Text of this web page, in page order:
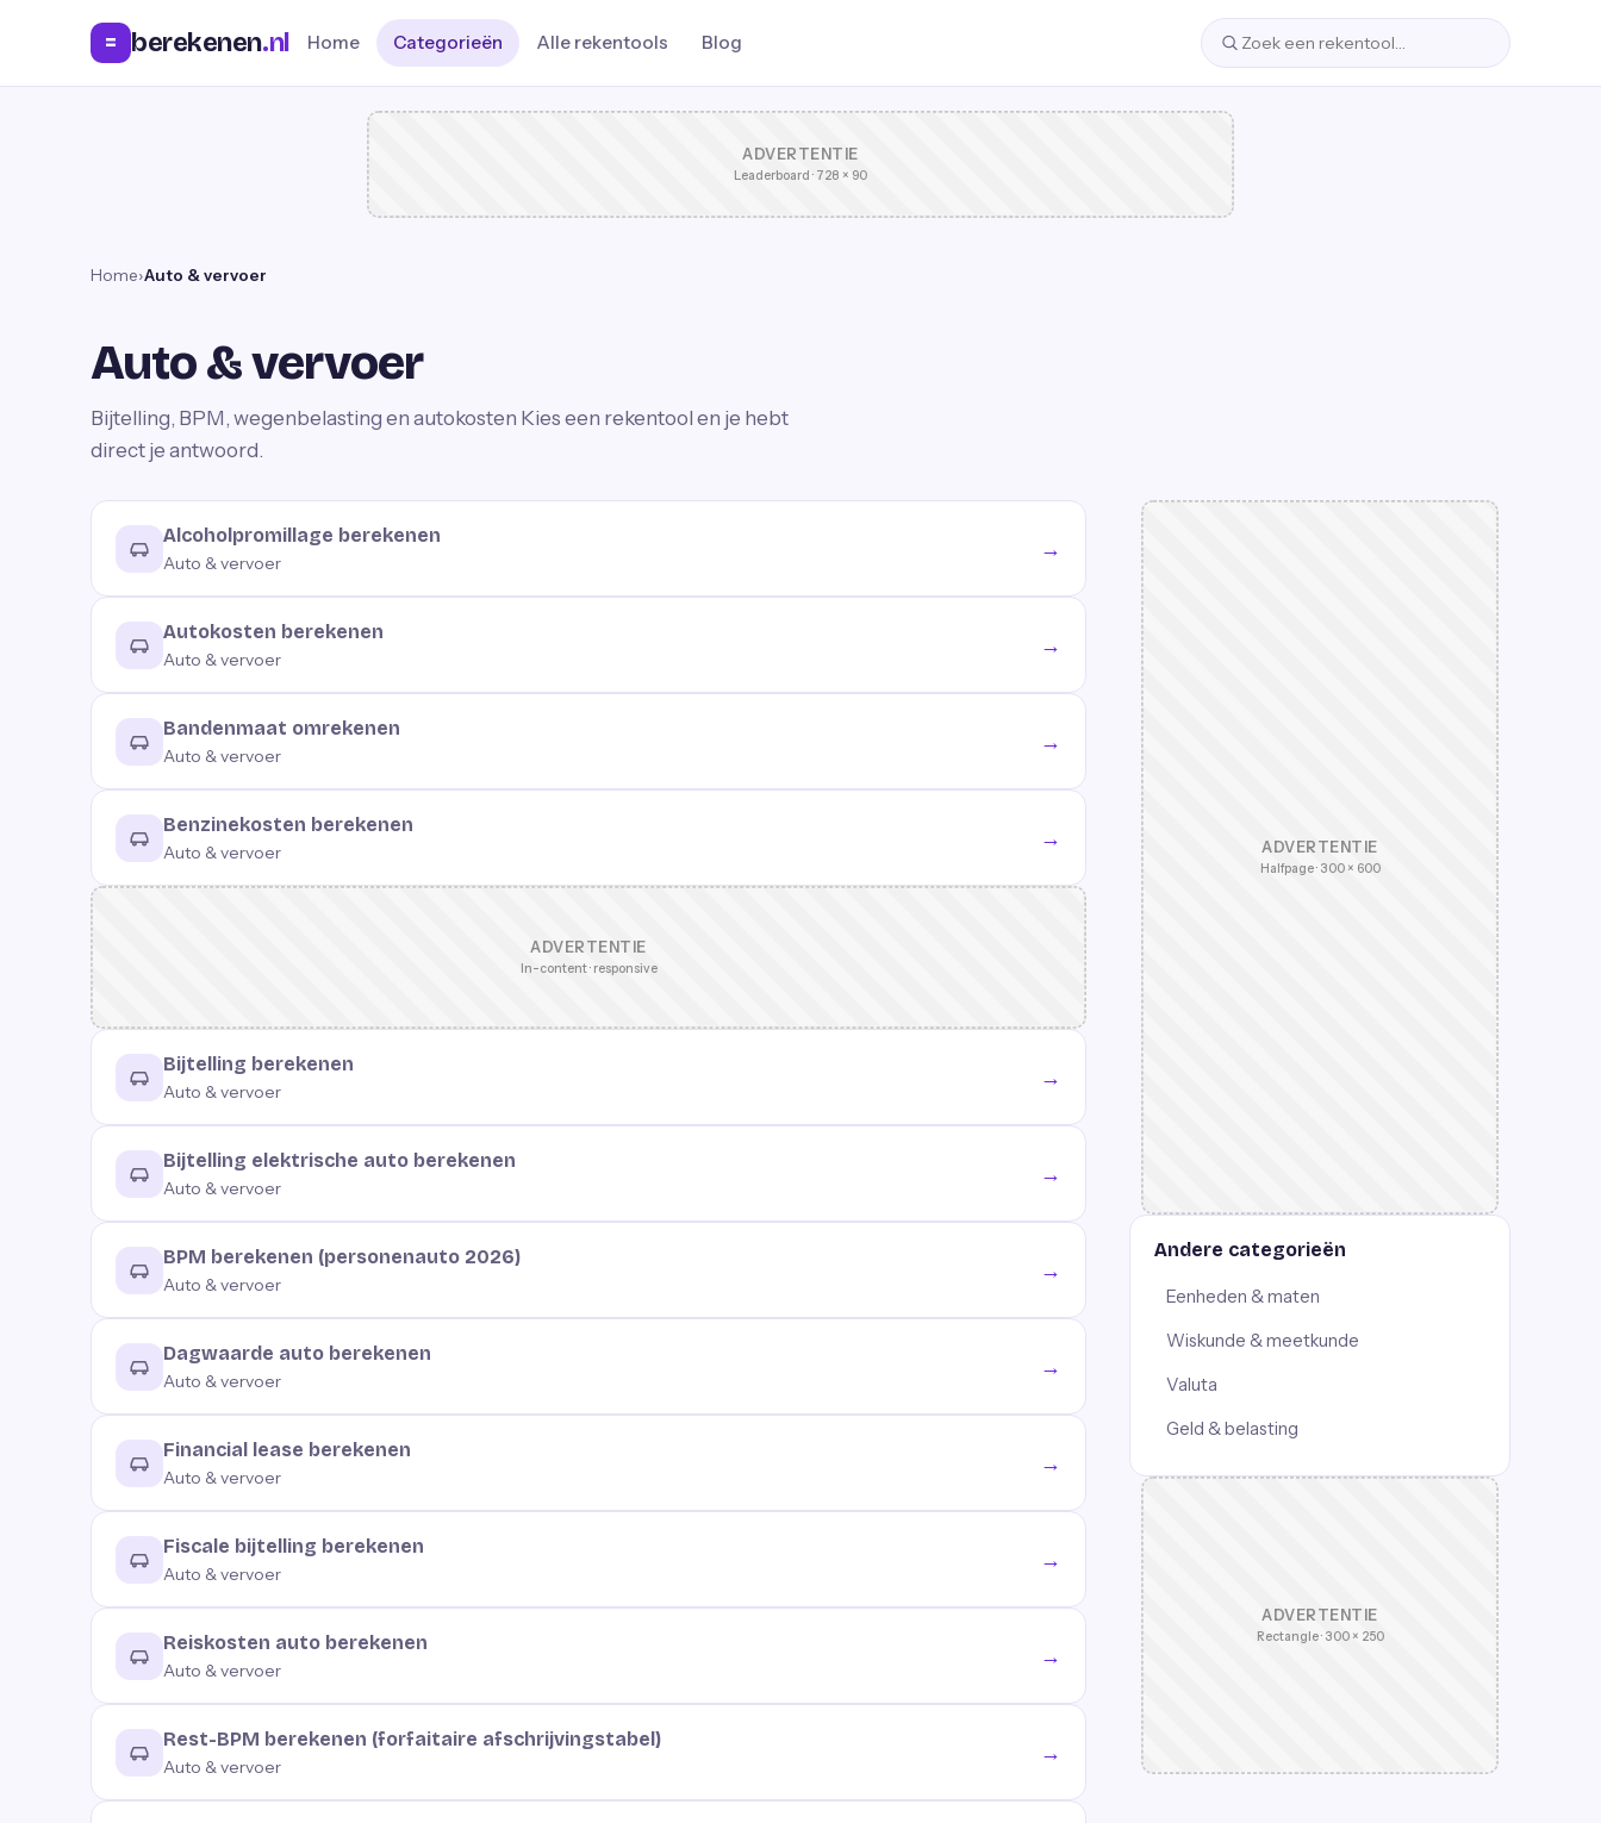
= berekenen.nl Home Categorieën Alle rekentools Blog
ADVERTENTIE
Leaderboard · 728 × 90
Home›Auto & vervoer
Auto & vervoer
Bijtelling, BPM, wegenbelasting en autokosten Kies een rekentool en je hebt
direct je antwoord.
Alcoholpromillage berekenen
Auto & vervoer
→
Autokosten berekenen
Auto & vervoer
→
Bandenmaat omrekenen
Auto & vervoer
→
Benzinekosten berekenen
Auto & vervoer
→
ADVERTENTIE
In-content · responsive
Bijtelling berekenen
Auto & vervoer
→
Bijtelling elektrische auto berekenen
Auto & vervoer
→
BPM berekenen (personenauto 2026)
Auto & vervoer
→
Dagwaarde auto berekenen
Auto & vervoer
→
Financial lease berekenen
Auto & vervoer
→
Fiscale bijtelling berekenen
Auto & vervoer
→
Reiskosten auto berekenen
Auto & vervoer
→
Rest-BPM berekenen (forfaitaire afschrijvingstabel)
Auto & vervoer
→
ADVERTENTIE
Halfpage · 300 × 600
Andere categorieën
Eenheden & maten
Wiskunde & meetkunde
Valuta
Geld & belasting
ADVERTENTIE
Rectangle · 300 × 250